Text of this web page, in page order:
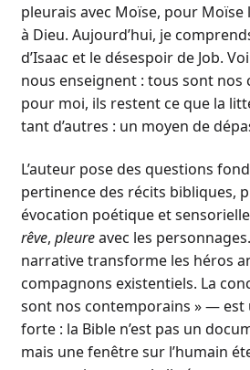
pleurais avec Moïse, pour Moïse
à Dieu. Aujourd’hui, je
d’Isaac et le désespoir de Job.
nous enseignent : tous sont nos
pour moi, ils restent ce que la
tant d’autres : un moyen de
L’auteur pose des questions
pertinence des récits bibliques,
évocation poétique et
rêve, pleureavec les
narrative transforme les héros
compagnons existentiels. La
sont nos contemporains » —
forte : la Bible n’est pas un
mais une fenêtre sur l’humain